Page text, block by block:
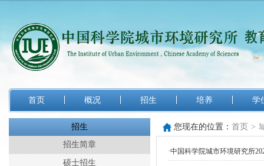
首页 概况 招生 培养 学
招生
招生简章
硕士招生
您现在的位置： 首页 >
·中国科学院城市环境研究所